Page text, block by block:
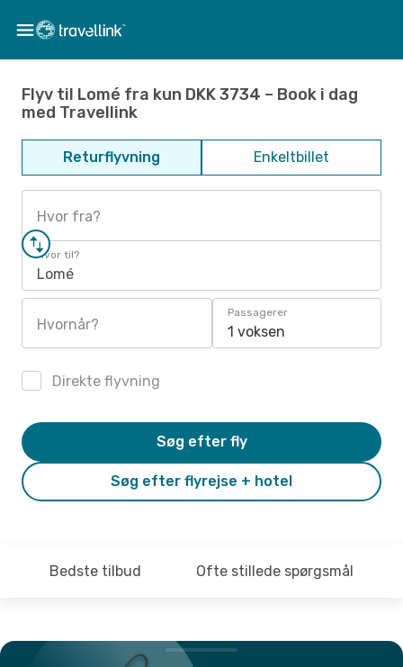
Flyv til Lomé fra kun DKK 3734 – Book i dag
med Travellink
Returflyvning Enkeltbillet
Hvor fra?
Hvor til?
Lomé
Hvornår?
Passagerer
1 voksen
Direkte flyvning
Søg efter flyrejse + hotel
Søg efter fly
Bedste tilbud Ofte stillede spørgsmål